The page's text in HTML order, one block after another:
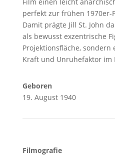
perfekt zur frühen 1970er-
Damit prägte Jill St. John
als bewusst exzentrische
Projektionsfläche, sondern
Kraft und Unruhefaktor im
Geboren
19. August 1940
Filmografie